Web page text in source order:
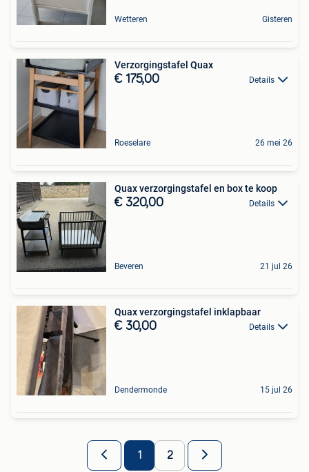
Wetteren Gisteren
Verzorgingstafel Quax
€ 175,00 Details
Roeselare 26 mei 26
Quax verzorgingstafel en box te koop
€ 320,00 Details
Beveren 21 jul 26
Quax verzorgingstafel inklapbaar
€ 30,00 Details
Dendermonde 15 jul 26
1 2